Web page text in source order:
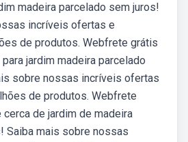
madeira parcelado sem juros!
incríveis ofertas e
de produtos. Webfrete grátis
jardim madeira parcelado
sobre nossas incríveis ofertas
de produtos. Webfrete
de jardim de madeira
Saiba mais sobre nossas